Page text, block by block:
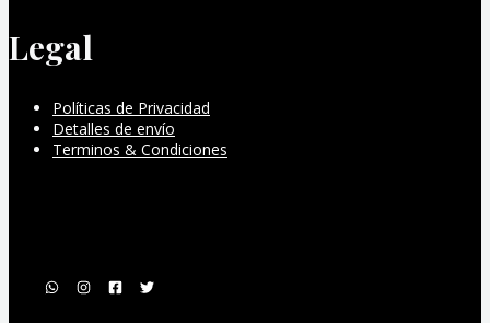
Legal
Políticas de Privacidad
Detalles de envío
Terminos & Condiciones